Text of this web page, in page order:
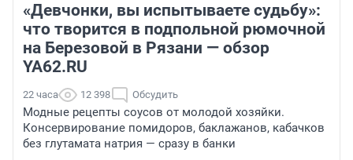
«Девчонки, вы испытываете судьбу»:
что творится в подпольной рюмочной
на Березовой в Рязани — обзор
YA62.RU
22 часа 12 398 Обсудить
Модные рецепты соусов от молодой хозяйки.
Консервирование помидоров, баклажанов, кабачков
без глутамата натрия — сразу в банки